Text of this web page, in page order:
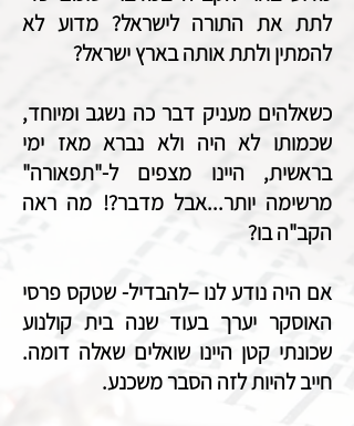
לתת את התורה לישראל? מדוע לא
להמתין ולתת אותה בארץ ישראל?
כשאלהים מעניק דבר כה נשגב ומיוחד,
שכמותו לא היה ולא נברא מאז ימי
בראשית, היינו מצפים ל-"תפאורה"
מרשימה יותר...אבל מדבר?! מה ראה
הקב"ה בו?
אם היה נודע לנו –להבדיל- שטקס פרסי
האוסקר יערך בעוד שנה בית קולנוע
שכונתי קטן היינו שואלים שאלה דומה.
חייב להיות לזה הסבר משכנע.